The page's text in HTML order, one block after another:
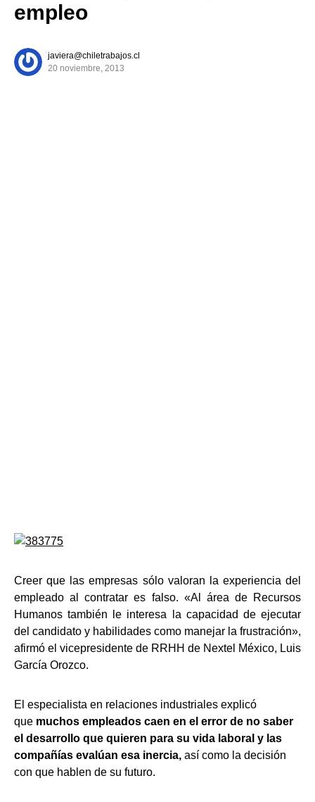
empleo
javiera@chiletrabajos.cl
20 noviembre, 2013
Creer que las empresas sólo valoran la experiencia del
empleado al contratar es falso. «Al área de Recursos
Humanos también le interesa la capacidad de ejecutar
del candidato y habilidades como manejar la frustración»,
afirmó el vicepresidente de RRHH de Nextel México, Luis
García Orozco.
El especialista en relaciones industriales explicó
que muchos empleados caen en el error de no saber
el desarrollo que quieren para su vida laboral y las
compañías evalúan esa inercia, así como la decisión
con que hablen de su futuro.